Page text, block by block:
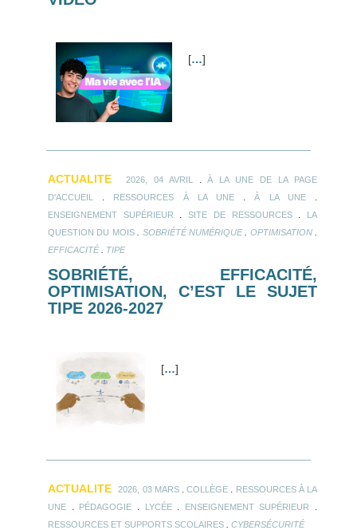
[…]
ACTUALITE 2026, 04 AVRIL .À LA UNE DE LA PAGE
D'ACCUEIL
RESSOURCES À LA UNE .À LA UNE.
ENSEIGNEMENT SUPÉRIEUR .SITE DE RESSOURCES.
LA
QUESTION DU MOIS. SOBRIÉTÉ NUMÉRIQUE. OPTIMISATION.
EFFICACITÉ. TIPE
SOBRIÉTÉ, EFFICACITÉ,
OPTIMISATION, C’EST LE SUJET
TIPE 2026-2027
[…]
ACTUALITE 2026, 03 MARS.COLLÈGE
RESSOURCES À LA
UNE
PÉDAGOGIE LYCÉE. ENSEIGNEMENT SUPÉRIEUR
RESSOURCES ET SUPPORTS SCOLAIRES CYBERSÉCURITÉ